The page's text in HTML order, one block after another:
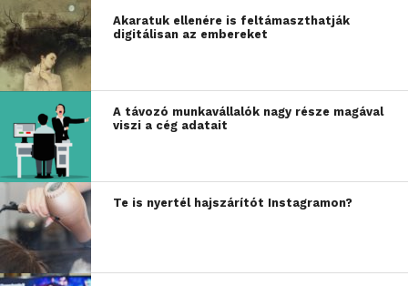
Akaratuk ellenére is feltámaszthatják
digitálisan az embereket
A távozó munkavállalók nagy része magával
viszi a cég adatait
Te is nyertél hajszárítót Instagramon?